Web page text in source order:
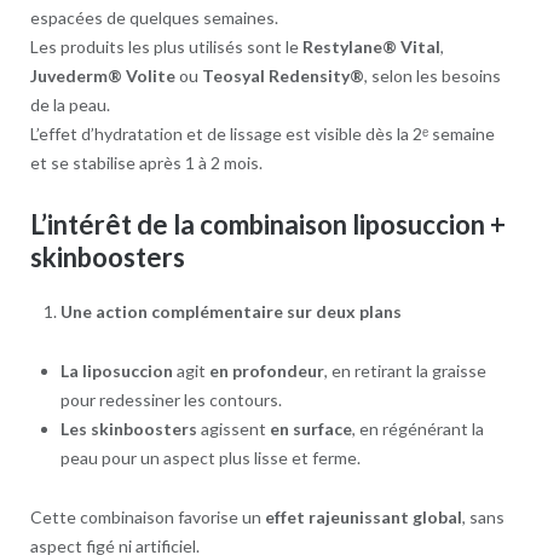
espacées de quelques semaines.
Les produits les plus utilisés sont le Restylane® Vital,
Juvederm® Voliteou Teosyal Redensity®, selon les besoins
de la peau.
L’effet d’hydratation et de lissage est visible dès la 2ᵉ semaine
et se stabilise après 1 à 2 mois.
L’intérêt de la combinaison liposuccion +
skinboosters
Une action complémentaire sur deux plans
La liposuccion agit en profondeur, en retirant la graisse
pour redessiner les contours.
Les skinboosters agissent en surface, en régénérant la
peau pour un aspect plus lisse et ferme.
Cette combinaison favorise un effet rajeunissant global, sans
aspect figé ni artificiel.